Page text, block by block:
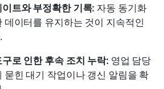
트와 부정확한 기록: 자동 동기화
데이터를 유지하는 것이 지속적인
로 인한 후속 조치 누락: 영업 담당
묻힌 대기 작업이나 갱신 알림을 확